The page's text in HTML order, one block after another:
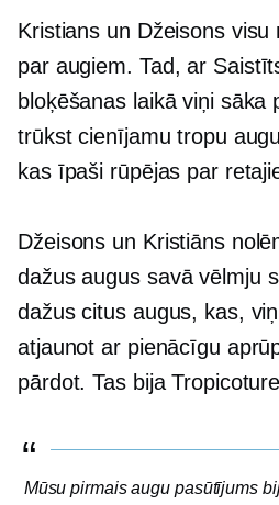
Kristians un Džeisons
par augiem. Tad, ar
bloķēšanas laikā viņi
trūkst cienījamu tropu
kas īpaši rūpējas par
Džeisons un Kristiāns
dažus augus savā vēlmju
dažus citus augus, kas,
atjaunot ar pienācīgu
pārdot. Tas bija
Mūsu pirmais augu pasūtījums